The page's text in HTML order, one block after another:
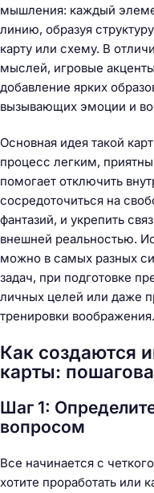
мышления: каждый
линию, образуя
карту или схему. В
мыслей, игровые
добавление ярких
вызывающих эмоции и
Основная идея такой
процесс легким,
помогает отключить
сосредоточиться на
фантазий, и укрепить
внешней реальностью.
можно в самых разных
задач, при подготовке
личных целей или даже
тренировки воображения.
Как создаются
карты:
Шаг 1:
вопросом
Все начинается с
хотите проработать или